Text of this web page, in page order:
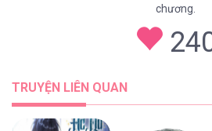
Hẹn Gặp Lại [...] –
chương.
TRUYỆN LIÊN QUAN